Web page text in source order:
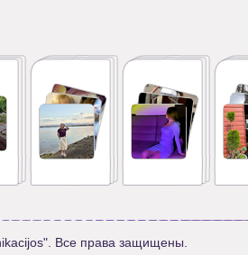
Все права защищены.